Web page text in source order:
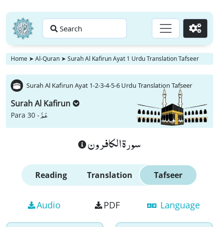
Search Go
Home ➤ Al-Quran ➤ Surah Al Kafirun Ayat 1 Urdu Translation Tafseer
Surah Al Kafirun Ayat 1-2-3-4-5-6 Urdu Translation Tafseer
Surah Al Kafirun
Para 30 -عَمَّ
سورة الكافرون
Reading Translation Tafseer
Audio PDF Language